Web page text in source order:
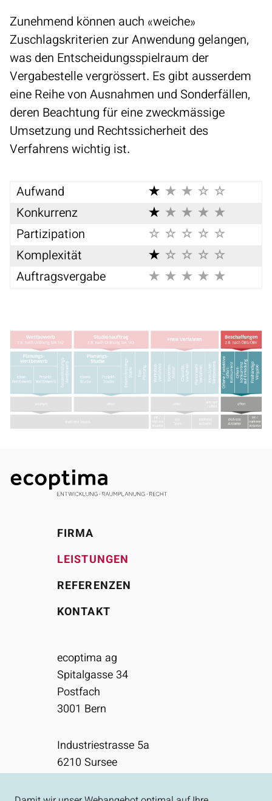
Zunehmend können auch «weiche»
Zuschlagskriterienzur Anwendung gelangen,
was den Entscheidungsspielraum der
Vergabestelle vergrössert. Es gibt ausserdem
eine Reihe von Ausnahmen und Sonderfällen,
deren Beachtung für eine zweckmässige
Umsetzung und Rechtssicherheit des
Verfahrens wichtig ist.
Aufwand
Konkurrenz
Partizipation
Komplexität
Auftragsvergabe
FIRMA
LEISTUNGEN
REFERENZEN
KONTAKT
ecoptima ag
Spitalgasse 34
Postfach
3001 Bern
Industriestrasse 5a
6210 Sursee